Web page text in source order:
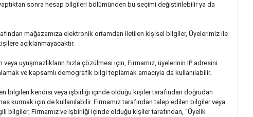
sonra hesap bilgileri bölümünden bu seçimi değiştirilebilir ya da
mağazamıza elektronik ortamdan iletilen kişisel bilgiler, Üyelerimiz ile
açıklanmayacaktır.
uyuşmazlıkların hızla çözülmesi için, Firmamız, üyelerinin IP adresini
ve kapsamlı demografik bilgi toplamak amacıyla da kullanılabilir.
bilgileri kendisi veya işbirliği içinde olduğu kişiler tarafından doğrudan
kurmak için de kullanılabilir. Firmamız tarafından talep edilen bilgiler veya
bilgiler; Firmamız ve işbirliği içinde olduğu kişiler tarafından, "Üyelik